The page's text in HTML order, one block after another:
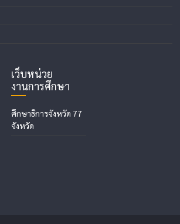
เว็บหน่วย
งานการศึกษา
ศึกษาธิการจังหวัด 77
จังหวัด